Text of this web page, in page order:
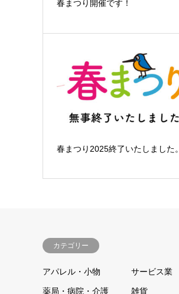
春まつり開催です！
春まつり2025終了いたしました。
カテゴリー
アパレル・小物 サービス業
薬局・病院・介護 雑貨